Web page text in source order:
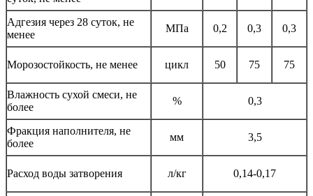
Адгезия через 28 суток, не
менее
МПа 0,2 0,3 0,3
Морозостойкость, не менее цикл 50 75 75
Влажность сухой смеси, не
более
% 0,3
Фракция наполнителя, не
более
мм 3,5
Расход воды затворения л/кг 0,14-0,17